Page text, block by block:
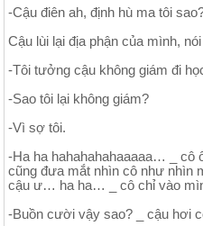
-Cậu điên ah, định hù ma tôi
Cậu lùi lại địa phận của mình,
-Tôi tưởng cậu không giám đi
-Sao tôi lại không giám?
-Vì sợ tôi.
-Ha ha hahahahahaaaaa… _ cô
cũng đưa mắt nhìn cô như nhìn
cậu ư… ha ha… _ cô chỉ vào
-Buồn cười vậy sao? _ cậu hơi